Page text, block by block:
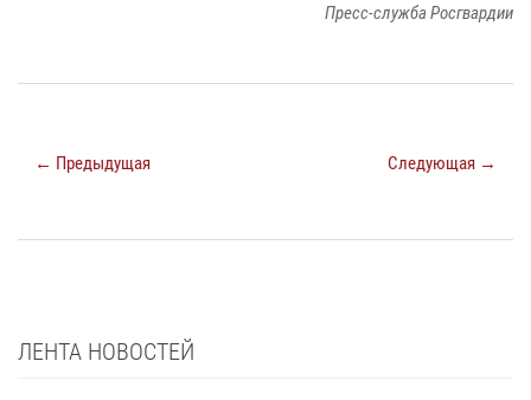
Пресс-служба Росгвардии
← Предыдущая Следующая →
ЛЕНТА НОВОСТЕЙ